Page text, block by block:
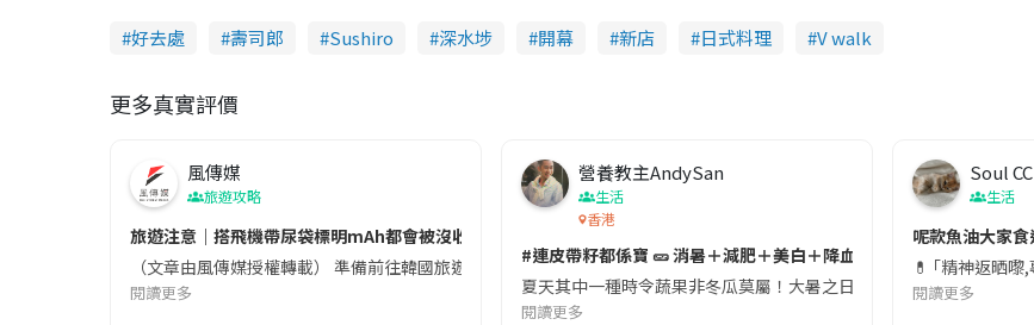
好去處 壽司郎 Sushiro 深水埗 開幕 新店 日式料理 V walk
更多真實評價
風傳媒
旅遊攻略
旅遊注意｜搭飛機帶尿袋標明mAh都會被沒收😱出發前切記檢查「1標示」🚨
（文章由風傳媒授權轉載） 準備前往韓國旅遊的民眾，近期要特別留意隨身行李中的行動電源。一名旅客日前在機場
閱讀更多
營養教主AndySan
生活
香港
#連皮帶籽都係寶 🥒 消暑＋減肥＋美白＋降血脂
夏天其中一種時令蔬果非冬瓜莫屬！大暑之日，點都要飲碗冬瓜湯
閱讀更多
Soul CC
生活
呢款魚油大家
💊 ｢精神返晒
閱讀更多